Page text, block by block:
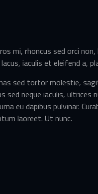
mi, rhoncus sed orci
iaculis et eleifend a,
sed tortor molestie,
sed neque iaculis, ultrices
eu dapibus pulvinar.
laoreet. Ut nunc.